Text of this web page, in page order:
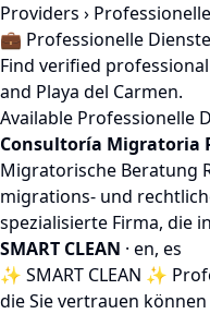
Providers ›
💼 Professionelle
Find verified
and Playa del Carmen.
Available Professionelle
Consultoría Migratoria
Migratorische Beratung
migrations- und
spezialisierte Firma, die
SMART CLEAN · en, es
✨ SMART CLEAN ✨
die Sie vertrauen